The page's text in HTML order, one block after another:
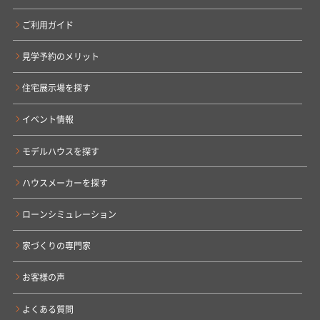
ご利用ガイド
見学予約のメリット
住宅展示場を探す
イベント情報
モデルハウスを探す
ハウスメーカーを探す
ローンシミュレーション
家づくりの専門家
お客様の声
よくある質問